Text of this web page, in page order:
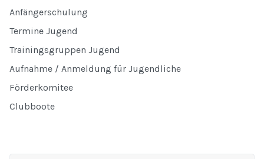
Anfängerschulung
Termine Jugend
Trainingsgruppen Jugend
Aufnahme / Anmeldung für Jugendliche
Förderkomitee
Clubboote